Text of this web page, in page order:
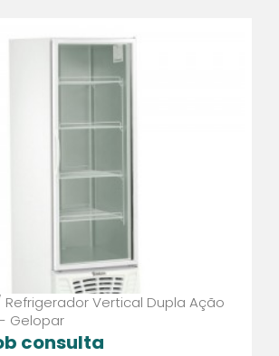
Vertical Dupla Ação
Gelopar
consulta